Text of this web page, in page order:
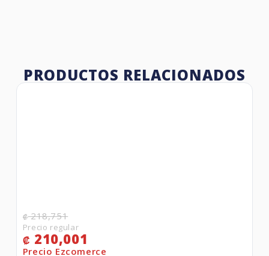
PRODUCTOS RELACIONADOS
₡218,751
₡ 210,001